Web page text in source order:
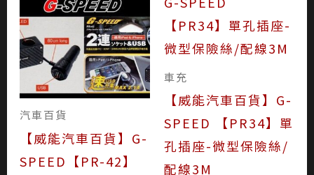
汽車百貨
【威能汽車百貨】G-
SPEED【PR-42】
車充
【威能汽車百貨】G-
SPEED 【PR34】單
孔插座-微型保險絲/
配線3M